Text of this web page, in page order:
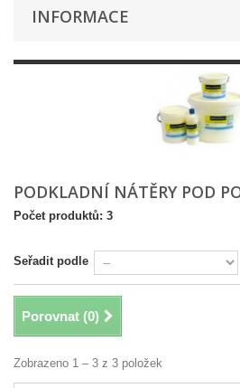
INFORMACE
PODKLADNÍ NÁTĚRY POD
Počet produktů: 3
Seřadit podle
Porovnat (0)
Zobrazeno 1 – 3 z 3 položek